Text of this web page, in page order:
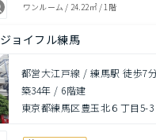
ワンルーム / 24.22㎡/1階
ジョイフル練馬
都営大江戸線 / 練馬駅 徒歩7
築34年 / 6階建
東京都練馬区豊玉北６丁目5-3